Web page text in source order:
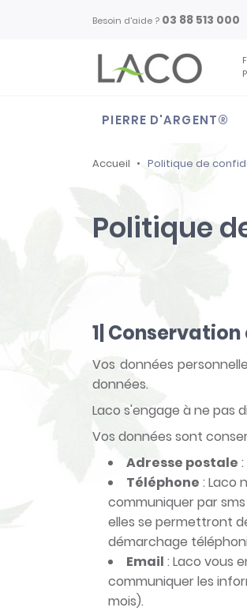
Besoin d'aide ? 03 88 513 000
PIERRE D'ARGENT®
Accueil Politique de
Politique
1|
Vos données
données.
Laco s'engage à ne pas
Vos données sont
Adresse postale
Téléphone : Laco
communiquer par
elles se permettront
démarchage
Email : Laco vous
communiquer les
mois).